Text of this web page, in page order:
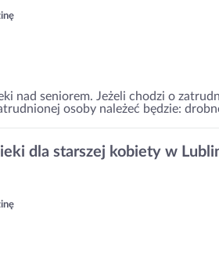
nad seniorem. Jeżeli chodzi o
osoby należeć będzie:
dla starszej kobiety w